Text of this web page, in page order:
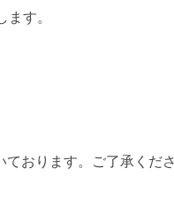
す。
おります。ご了承くださ